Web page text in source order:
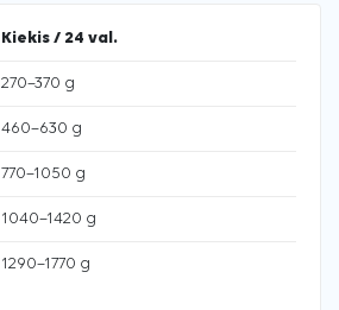
Kiekis / 24 val.
270–370 g
460–630 g
770–1050 g
1040–1420 g
1290–1770 g